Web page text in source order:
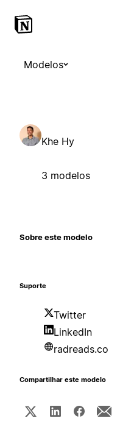
Modelos
Khe Hy
3 modelos
Sobre este modelo
Suporte
Twitter
LinkedIn
radreads.co
Compartilhar este modelo